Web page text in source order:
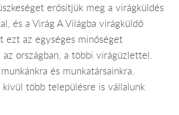
erősítjük meg a virágküldés
és a Virág A Világba virágküldő
ezt az egységes minőséget
országban, a többi virágüzlettel.
és munkatársainkra.
több településre is vállalunk